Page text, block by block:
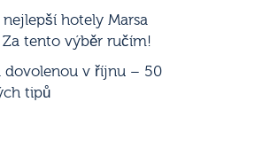
nejlepší hotely Marsa
tento výběr ručím!
dovolenou v říjnu – 50
tipů